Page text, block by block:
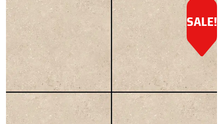
SALE!